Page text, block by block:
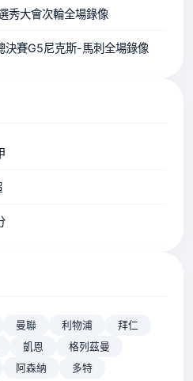
大會次輪全場錄像
賽G5尼克斯-馬刺全場錄像
曼聯 利物浦
拜仁
凱恩
格列茲曼
阿森納
多特